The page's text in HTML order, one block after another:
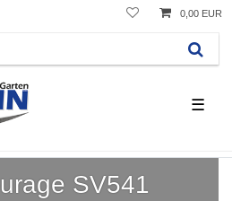
☰
0,00 EUR
SV541